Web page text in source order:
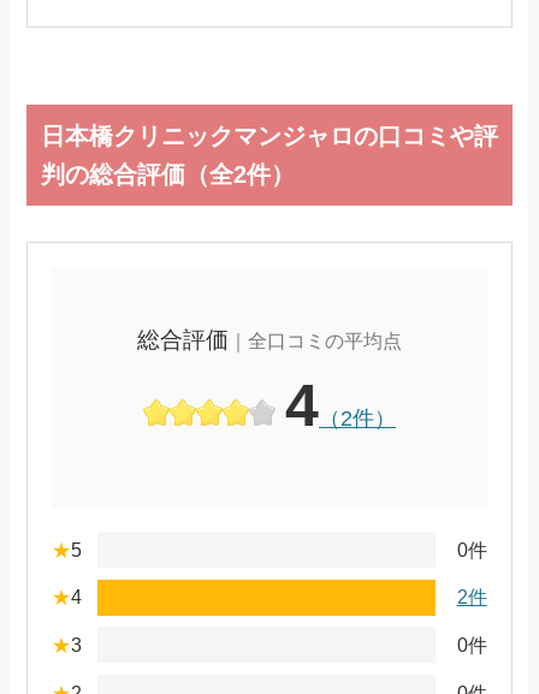
日本橋クリニックマンジャロの口コミや評
判の総合評価（全2件）
総合評価 ｜全口コミの平均点
4 （2件）
★5 0件
★4 2件
★3 0件